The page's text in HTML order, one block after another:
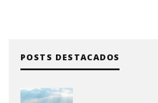
POSTS DESTACADOS